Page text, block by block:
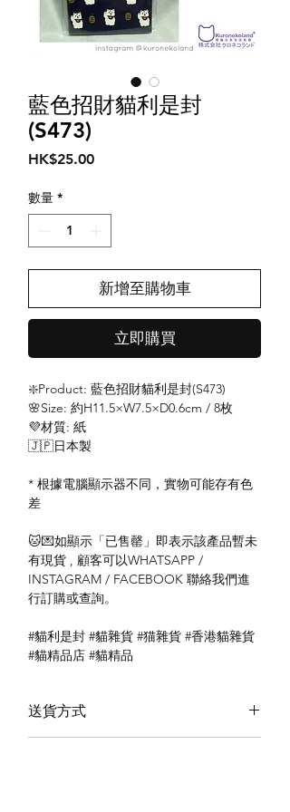
藍色招財貓利是封
(S473)
HK$25.00價
數量 *
新增至購物車
立即購買
❇️Product: 藍色招財貓利是封(S473)
🌸Size: 約H11.5×W7.5×D0.6cm / 8枚
💜材質: 紙
🇯🇵日本製
* 根據電腦顯示器不同，實物可能存有色
差
🐱💌如顯示「已售罄」即表示該產品暫未
有現貨 , 顧客可以WHATSAPP /
INSTAGRAM / FACEBOOK 聯絡我們進
行訂購或查詢。
#貓利是封 #貓雜貨 #猫雜貨 #香港貓雜貨
#貓精品店 #貓精品
送貨方式